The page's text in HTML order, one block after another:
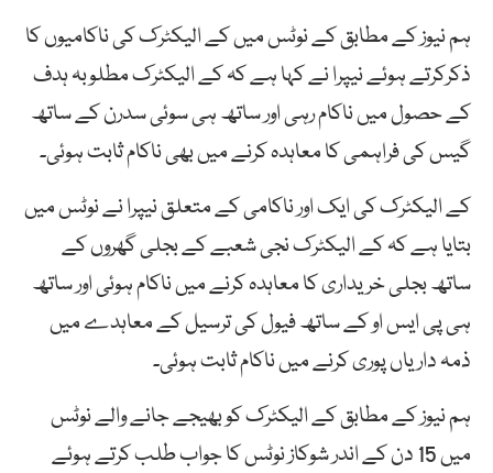
ہم نیوز کے مطابق کے نوٹس میں کے الیکٹرک کی ناکامیوں کا
ذکرکرتے ہوئے نیپرا نے کہا ہے کہ کے الیکٹرک مطلوبہ ہدف
کے حصول میں ناکام رہی اور ساتھ ہی سوئی سدرن کے ساتھ
گیس کی فراہمی کا معاہدہ کرنے میں بھی ناکام ثابت ہوئی۔
کے الیکٹرک کی ایک اور ناکامی کے متعلق نیپرا نے نوٹس میں
بتایا ہے کہ کے الیکٹرک نجی شعبے کے بجلی گھروں کے
ساتھ بجلی خریداری کا معاہدہ کرنے میں ناکام ہوئی اور ساتھ
ہی پی ایس او کے ساتھ فیول کی ترسیل کے معاہدے میں
ذمہ داریاں پوری کرنے میں ناکام ثابت ہوئی۔
ہم نیوز کے مطابق کے الیکٹرک کو بھیجے جانے والے نوٹس
میں 15 دن کے اندر شوکاز نوٹس کا جواب طلب کرتے ہوئے